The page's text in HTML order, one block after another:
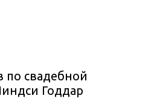
по свадебной
Годдар